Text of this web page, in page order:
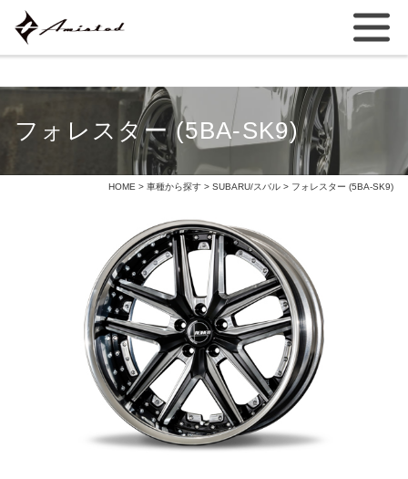
フォレスター (5BA-SK9)
HOME > 車種から探す > SUBARU/スバル > フォレスター (5BA-SK9)